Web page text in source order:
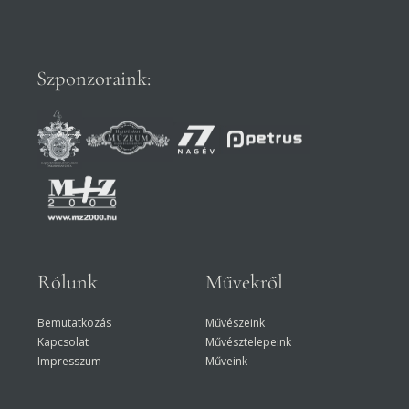
Szponzoraink:
Rólunk
Bemutatkozás
Kapcsolat
Impresszum
Művekről
Művészeink
Művésztelepeink
Műveink